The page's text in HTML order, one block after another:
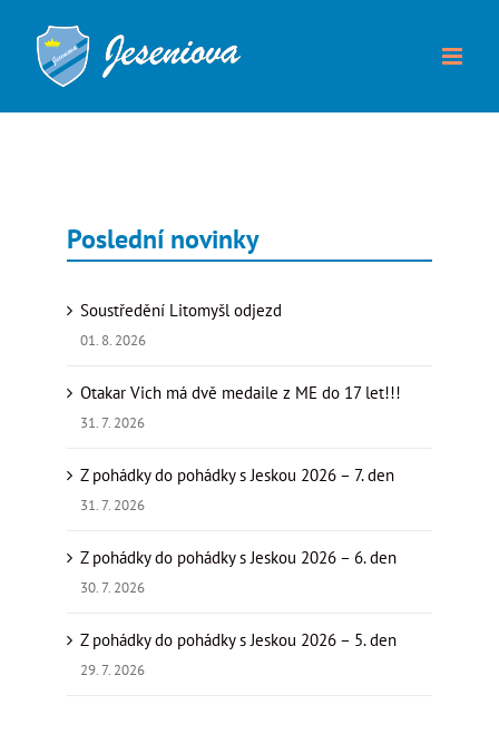
Poslední novinky
Soustředění Litomyšl odjezd
01. 8. 2026
Otakar Vich má dvě medaile z ME do 17 let!!!
31. 7. 2026
Z pohádky do pohádky s Jeskou 2026 – 7. den
31. 7. 2026
Z pohádky do pohádky s Jeskou 2026 – 6. den
30. 7. 2026
Z pohádky do pohádky s Jeskou 2026 – 5. den
29. 7. 2026